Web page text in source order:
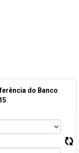
do Banco
: